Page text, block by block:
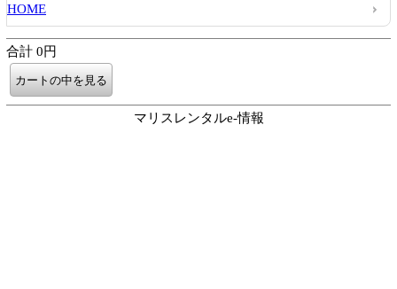
HOME
合計 0円
マリスレンタルe-情報